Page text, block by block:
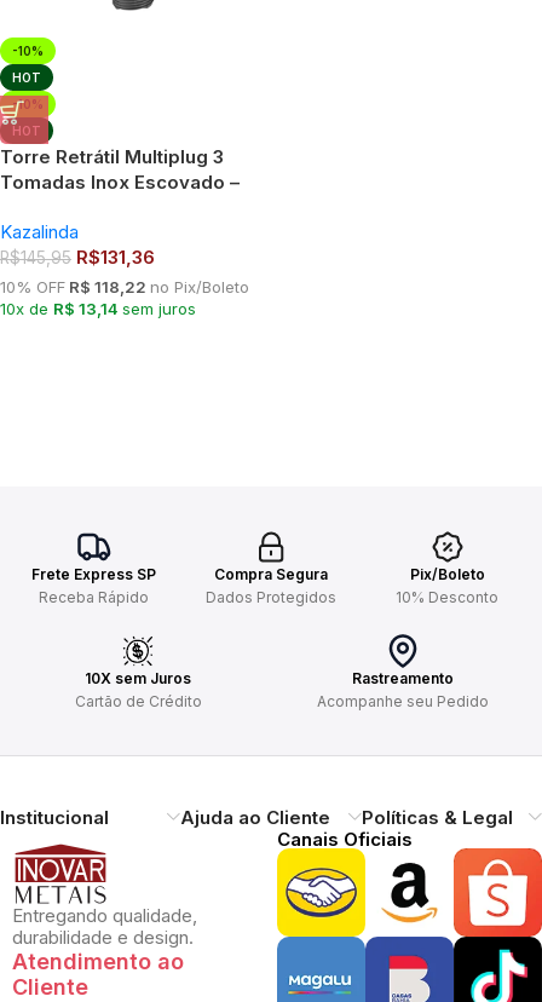
-10%
HOT
-10%
HOT
Torre Retrátil Multiplug 3
Tomadas Inox Escovado –
Kazalinda
R$145,95 R$131,36
10% OFF R$ 118,22 no Pix/Boleto
10x de R$ 13,14 sem juros
Frete Express SP
Receba Rápido
Compra Segura
Dados Protegidos
Pix/Boleto
10% Desconto
10X sem Juros
Cartão de Crédito
Rastreamento
Acompanhe seu Pedido
Institucional Ajuda ao Cliente Políticas & Legal
Entregando qualidade,
durabilidade e design.
Atendimento ao
Cliente
Canais Oficiais